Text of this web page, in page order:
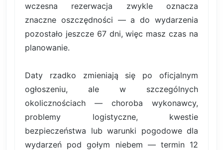
wczesna rezerwacja zwykle oznacza
znaczne oszczędności — a do wydarzenia
pozostało jeszcze 67 dni, więc masz czas na
planowanie.
Daty rzadko zmieniają się po oficjalnym
ogłoszeniu, ale w szczególnych
okolicznościach — choroba wykonawcy,
problemy logistyczne, kwestie
bezpieczeństwa lub warunki pogodowe dla
wydarzeń pod gołym niebem — termin 12